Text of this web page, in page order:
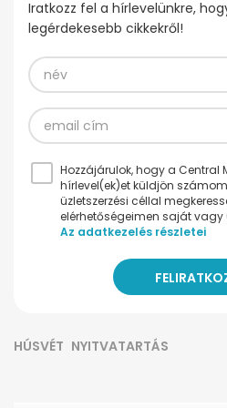
Iratkozz fel a hírlevelünkre,
legérdekesebb cikkekről!
Hozzájárulok, hogy a Central
hírlevel(ek)et küldjön
üzletszerzési céllal
elérhetőségeimen saját
Az adatkezelés részletei
HÚSVÉT NYITVATARTÁS